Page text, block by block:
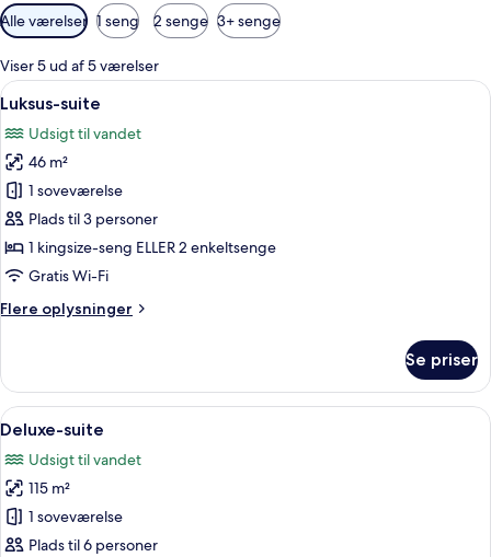
Tilgængelige
filtre
for
værelser
Alle værelser 1 seng 2 senge 3+ senge
Viser 5 ud af 5 værelser
Indlæs
alle
billeder
af
Luksus-
suite
Et soveværelse med en stor seng,
5
Luksus-suite
Udsigt til vandet
46 m²
1 soveværelse
Plads til 3 personer
1 kingsize-seng ELLER 2 enkeltsenge
Gratis Wi-Fi
Flere oplysninger
Flere
suite
Se priser
Indlæs
alle
billeder
af
Deluxe-
suite
En rummelig stue med et stort
8
Deluxe-suite
Udsigt til vandet
115 m²
1 soveværelse
Plads til 6 personer